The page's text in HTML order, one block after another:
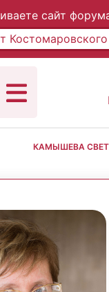
сайт
КАМЫШЕВА